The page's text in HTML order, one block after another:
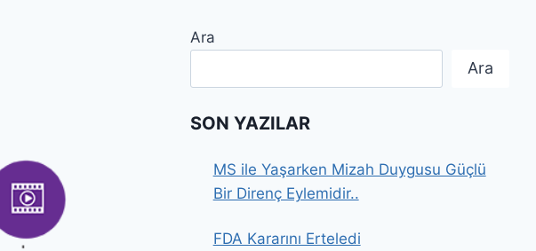
Ara
Ara
SON YAZILAR
MS ile Yaşarken Mizah Duygusu Güçlü
Bir Direnç Eylemidir..
FDA Kararını Erteledi